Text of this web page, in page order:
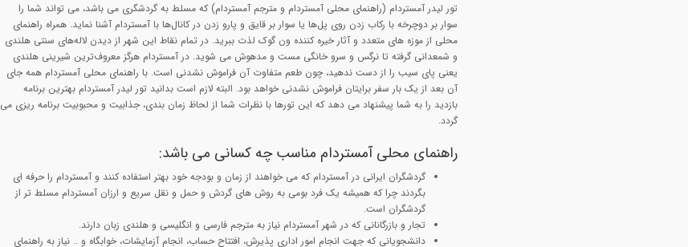
تور لیدر آمستردام (راهنمای محلی آمستردام و مترجم آمستردام) که مسلط به گردشگری می باشد، می تواند شما را
سوار بر دوچرخه با رکاب زدن روی پل‌ها یا سوار بر قایق و پارو زدن در کانال‌ها با آمستردام آشنا نماید. همراه راهنمای
محلی از موزه های متعدد و آثار خیره کننده ون گوک لذت ببرید. در تمام نقاط این شهر از دیدن لاله‌های سنتی هلندی
و شمعدانی گرفته تا نرگس و سرو خانگی مست و مدهوش می شوید. در آمستردام هرگز معروف‌ترین شیرینی هلندی
یعنی پای سیب را از دست ندهید، چون طعم متفاوت آن فراموش نشدنی است. با راهنمای محلی آمستردام همه جای
آن بعد از یک بار سفر برایتان فراموش نشدنی‌ خواهد بود. البته لازم است بدانید تور لیدر آمستردام بهترین برنامه
بازدید را به شما پیشنهاد می دهد که این تورها با نظرات شما از لحاظ زمان بندی، جذابیت و محبوبیت برنامه ریزی می
گردد.
راهنمای محلی آمستردام مناسب چه کسانی می باشد:
گردشگران ایرانی در آمستردام که می خواهند از زمان و بودجه خود بهتر استفاده کنند و آمستردام را حرفه ای
بگردند چرا که همیشه یک فرد بومی به روش های گردش و حمل و نقل سریع و ارزان آمستردام مسلط تر از
گردشگران است.
تجار و بازرگانانی که در شهر آمستردام نیاز به مترجم فارسی و انگلیسی و هلندی زبان دارند.
دانشجویانی که جهت انجام امور اداری پذیرش، افتتاح حساب، انجام آزمایشات، خوابگاه و .. نیاز به راهنمای